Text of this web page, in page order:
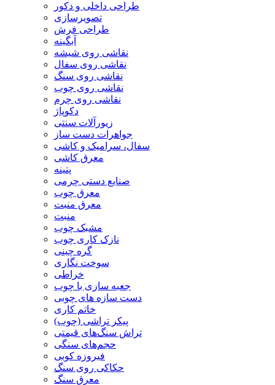
طراحی داخلی و دکور
تصویرسازی
طراحی فرش
آبگینه
نقاشی روی شیشه
نقاشی روی سفال
نقاشی روی سنگ
نقاشی روی چوب
نقاشی روی چرم
دکوپاژ
زیورآلات سنتی
جواهرات دست ساز
سفال، سرامیک و کاشی
معرق کاشی
پتینه
صنایع دستی چرمی
معرق چوب
معرق منبت
منبت
مشبک چوب
نازک کاری چوب
گره چینی
سوخت نگاری
خراطی
جعبه سازی با چوب
دست سازه های چوبی
خاتم کاری
پیکر تراشی (چوب)
تراش سنگ‌های قیمتی
حجم‌های سنگی
فیروزه کوبی
حکاکی روی سنگ
معرق سنگ